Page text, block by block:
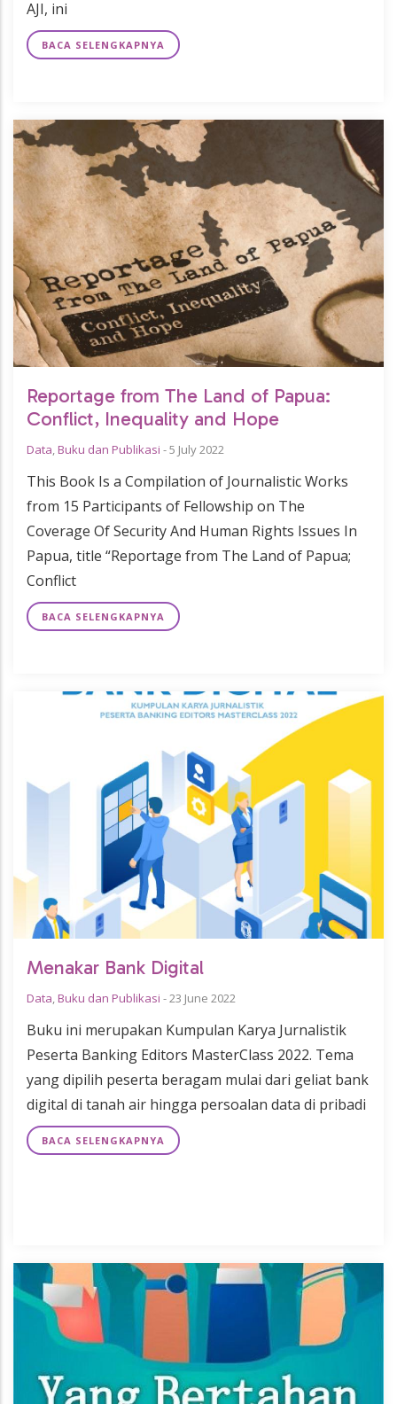
AJI, ini
BACA SELENGKAPNYA
Reportage from The Land of Papua:
Conflict, Inequality and Hope
Data,Buku dan Publikasi -5 July 2022
This Book Is a Compilation of Journalistic Works
from 15 Participants of Fellowship on The
Coverage Of Security And Human Rights Issues In
Papua, title “Reportage from The Land of Papua;
Conflict
BACA SELENGKAPNYA
Menakar Bank Digital
Data,Buku dan Publikasi -23 June 2022
Buku ini merupakan Kumpulan Karya Jurnalistik
Peserta Banking Editors MasterClass 2022. Tema
yang dipilih peserta beragam mulai dari geliat bank
digital di tanah air hingga persoalan data di pribadi
BACA SELENGKAPNYA